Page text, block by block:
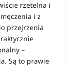
rzetelna i
i z
przejrzenia
–
Są to prawie